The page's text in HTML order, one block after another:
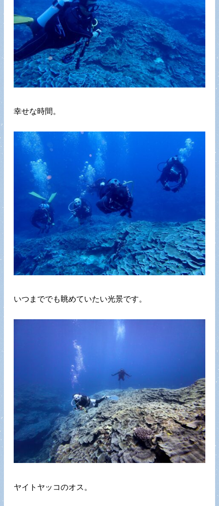
幸せな時間。
いつまででも眺めていたい光景です。
ヤイトヤッコのオス。